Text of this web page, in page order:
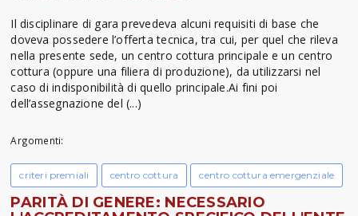
Il disciplinare di gara prevedeva alcuni requisiti di base che
doveva possedere l’offerta tecnica, tra cui, per quel che rileva
nella presente sede, un centro cottura principale e un centro
cottura (oppure una filiera di produzione), da utilizzarsi nel
caso di indisponibilità di quello principale.Ai fini poi
dell’assegnazione del (...)
Argomenti:
criteri premiali centro cottura centro cottura emergenziale
PARITÀ DI GENERE: NECESSARIO